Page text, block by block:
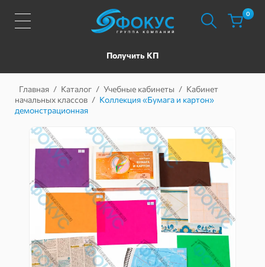
Получить КП
0
Главная / Каталог / Учебные кабинеты / Кабинет
начальных классов / Коллекция «Бумага и картон»
демонстрационная